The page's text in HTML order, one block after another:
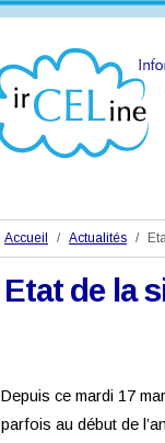
Accueil Actualités
Etat de la
Depuis ce mardi 17
parfois au début de